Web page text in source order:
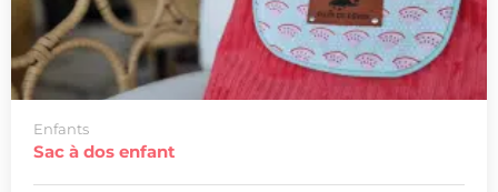
Enfants
Sac à dos enfant